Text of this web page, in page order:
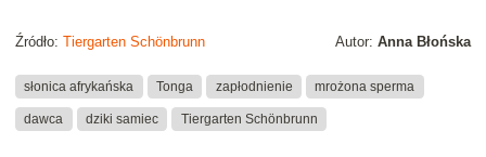
Autor: Anna Błońska
Źródło: Tiergarten Schönbrunn
słonica afrykańska Tonga zapłodnienie mrożona sperma
dawca dziki samiec Tiergarten Schönbrunn